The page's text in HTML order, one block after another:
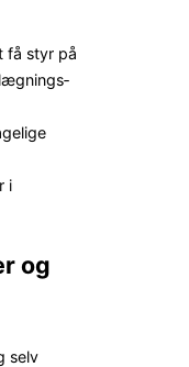
få styr på
i
og
selv